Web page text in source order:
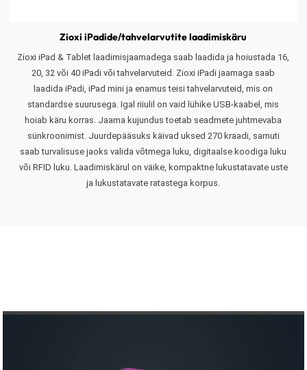
Zioxi iPadide/tahvelarvutite laadimiskäru
Zioxi iPad & Tablet laadimisjaamadega saab laadida ja hoiustada 16,
20, 32 või 40 iPadi või tahvelarvuteid. Zioxi iPadi jaamaga saab
laadida iPadi, iPad mini ja enamus teisi tahvelarvuteid, mis on
standardse suurusega. Igal riiulil on vaid lühike USB-kaabel, mis
hoiab käru korras. Jaama kujundus toetab seadmete juhtmevaba
sünkroonimist. Juurdepääsuks käivad uksed 270 kraadi, samuti
saab turvalisuse jaoks valida võtmega luku, digitaalse koodiga luku
või RFID luku. Laadimiskärul on väike, kompaktne lukustatavate uste
ja lukustatavate ratastega korpus.